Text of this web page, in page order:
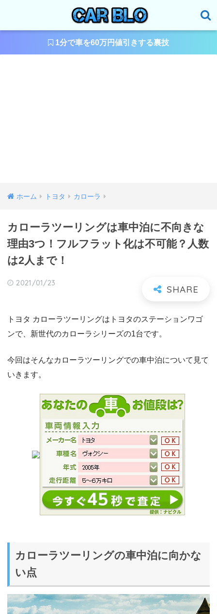
1分で車を60万円値引きする裏技
ホーム トヨタ カローラ
カローラツーリングは車中泊に不向きな
理由3つ！フルフラット化は不可能？人数
は2人まで！
2021/01/23
トヨタ カローラツーリングはトヨタのステーションワゴ
ンで、新世代のカローラシリーズの1台です。
今回はそんなカローラツーリングでの車中泊について見て
いきます。
カローラツーリングの車中泊に向かな
い点